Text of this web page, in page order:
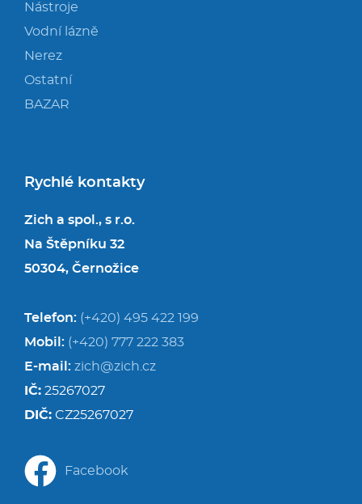
Nástroje
Vodní lázně
Nerez
Ostatní
BAZAR
Rychlé kontakty
Zich a spol., s r.o.
Na Štěpníku 32
50304, Černožice
Telefon: (+420) 495 422 199
Mobil: (+420) 777 222 383
E-mail: zich@zich.cz
IČ: 25267027
DIČ: CZ25267027
Facebook